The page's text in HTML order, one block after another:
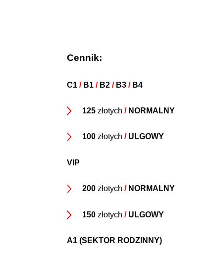
Cennik:
C1/B1/B2/B3/B4
125 złotych / NORMALNY
100 złotych /ULGOWY
VIP
200 złotych / NORMALNY
150 złotych /ULGOWY
A1 (SEKTOR RODZINNY)